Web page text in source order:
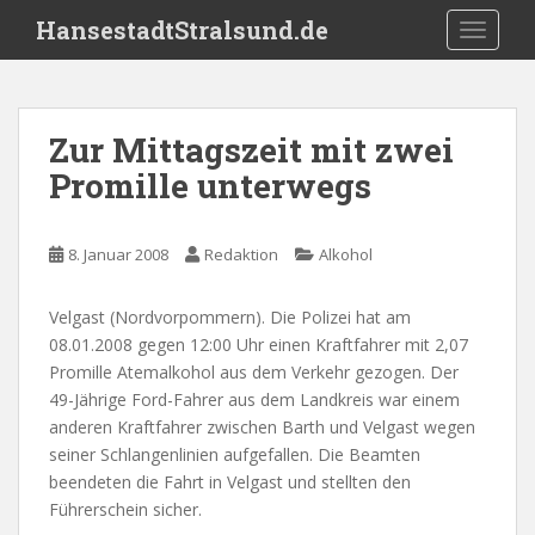
i
HansestadtStralsund.de
Zur Mittagszeit mit zwei
Promille unterwegs
8. Januar 2008 Redaktion Alkohol
Velgast (Nordvorpommern). Die Polizei hat am
08.01.2008 gegen 12:00 Uhr einen Kraftfahrer mit 2,07
Promille Atemalkohol aus dem Verkehr gezogen. Der
49-Jährige Ford-Fahrer aus dem Landkreis war einem
anderen Kraftfahrer zwischen Barth und Velgast wegen
seiner Schlangenlinien aufgefallen. Die Beamten
beendeten die Fahrt in Velgast und stellten den
Führerschein sicher.